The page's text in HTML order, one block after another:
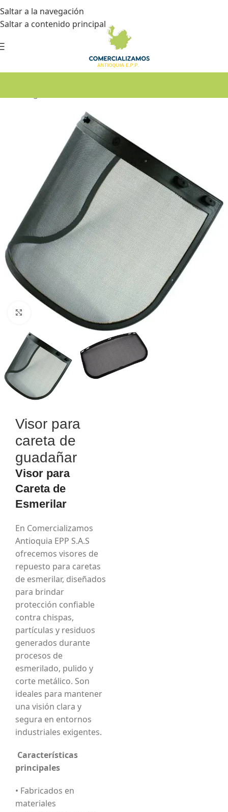
Saltar a la navegación
Saltar a contenido principal
Haga Click para agrandar
Visor para
careta de
guadañar
Visor para
Careta de
Esmerilar
En Comercializamos
Antioquia EPP S.A.S
ofrecemos visores de
repuesto para caretas
de esmerilar, diseñados
para brindar
protección confiable
contra chispas,
partículas y residuos
generados durante
procesos de
esmerilado, pulido y
corte metálico. Son
ideales para mantener
una visión clara y
segura en entornos
industriales exigentes.
Características
principales
• Fabricados en
materiales